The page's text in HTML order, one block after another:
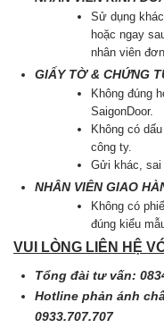
Sử dụng
hoặc ngay
nhân viên
GIẤY TỜ & CHỨNG
Không đúng
SaigonDoor.
Không có
công ty.
Gửi khác, sai
NHÂN VIÊN GIAO
Không có
đúng kiểu
VUI LÒNG LIÊN HỆ
Tổng đài tư vấn:
Hotline phản ánh
0933.707.707